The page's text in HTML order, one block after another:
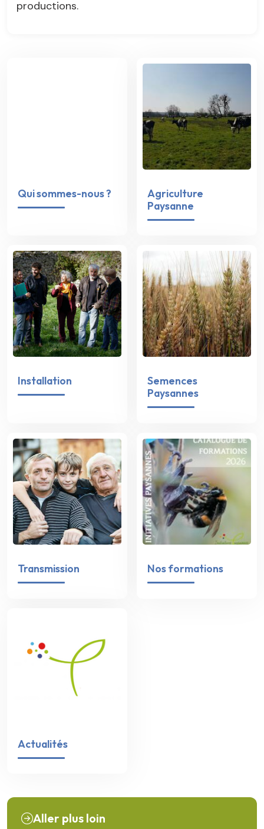
productions.
Qui sommes-nous ?
Agriculture
Paysanne
Installation
Semences
Paysannes
Transmission Nos formations
Actualités
Aller plus loin